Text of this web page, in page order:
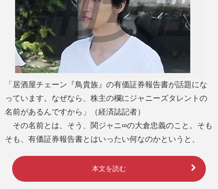
「居酒屋チェーン『鳥貴族』の有価証券報告書が話題にな
っています。なぜなら、株主の欄にジャニーズタレントの
名前があるんですから」（経済誌記者）
その名前とは、そう、関ジャニ∞の大倉忠義のこと。そも
そも、有価証券報告書とはいったい何なのかというと、
本文を読む